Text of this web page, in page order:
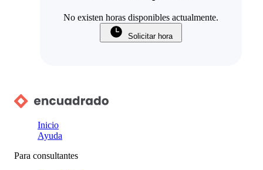
No existen horas disponibles actualmente.
Solicitar hora
Inicio
Ayuda
Para consultantes